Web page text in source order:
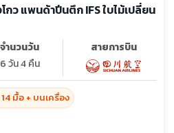
ว แพนด้าปีนตึก IFS ใบไม้เปลี่ยน
จำนวนวัน
6 วัน 4 คืน
สายการบิน
มื้อ + บนเครื่อง